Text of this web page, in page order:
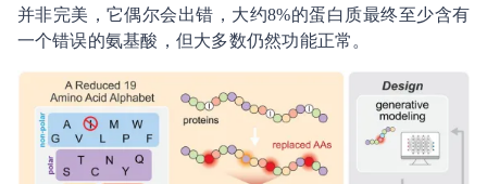
并非完美，它偶尔会出错，大约8%的蛋白质最终至少含有
一个错误的氨基酸，但大多数仍然功能正常。